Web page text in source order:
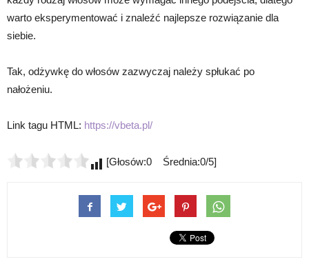
warto eksperymentować i znaleźć najlepsze rozwiązanie dla
siebie.
Tak, odżywkę do włosów zazwyczaj należy spłukać po
nałożeniu.
Link tagu HTML: https://vbeta.pl/
[Głosów:0 Średnia:0/5]